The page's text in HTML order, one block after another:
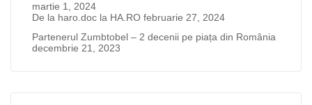
martie 1, 2024
De la haro.doc la HA.RO februarie 27, 2024
Partenerul Zumbtobel – 2 decenii pe piața din România
decembrie 21, 2023